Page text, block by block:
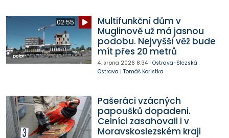
02:55
Multifunkční dům v
Muglinově už má jasnou
podobu. Nejvyšší věž bude
mít přes 20 metrů
4. srpna 2026 8:34| Ostrava-Slezská
Ostrava | Tomáš Kořistka
Pašeráci vzácných
papoušků dopadeni.
Celníci zasahovali i v
Moravskoslezském kraji